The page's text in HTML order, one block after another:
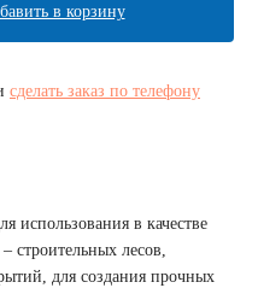
в корзину
сделать заказ по телефону
использования в качестве
строительных лесов,
для создания прочных